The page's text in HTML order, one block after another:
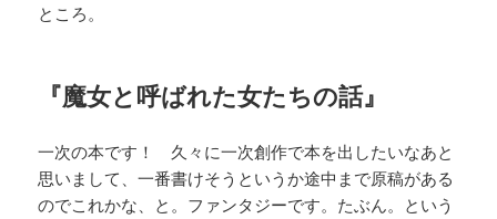
ところ。
『魔女と呼ばれた女たちの話』
一次の本です！ 久々に一次創作で本を出したいなあと
思いまして、一番書けそうというか途中まで原稿がある
のでこれかな、と。ファンタジーです。たぶん。という